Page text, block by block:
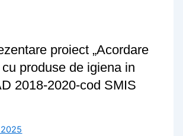
proiect „Acordare
produse de igiena in
2018-2020-cod SMIS